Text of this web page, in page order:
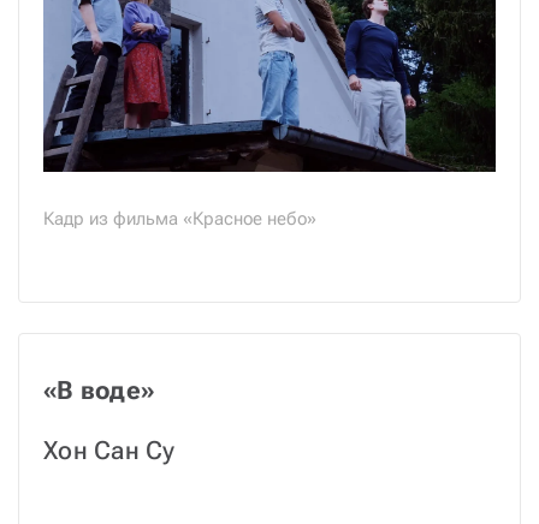
Кадр из фильма «Красное небо»
«В воде»
Хон Сан Су